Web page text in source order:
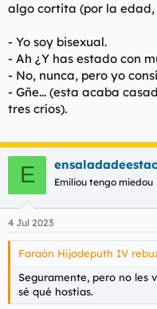
algo cortita (por la edad,
- Yo soy bisexual.
- Ah ¿Y has estado con
- No, nunca, pero yo
- Gñe... (esta acaba
tres críos).
E Emiliou tengo miedou
4 Jul 2023
Faraón Hijodeputh IV
Seguramente, pero no les
sé qué hostias.